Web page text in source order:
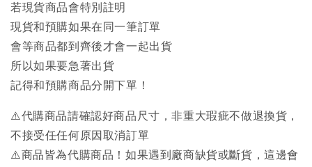
若現貨商品會特別註明
現貨和預購如果在同一筆訂單
會等商品都到齊後才會一起出貨
所以如果要急著出貨
記得和預購商品分開下單！
⚠️代購商品請確認好商品尺寸，非重大瑕疵不做退換貨，
不接受任任何原因取消訂單
⚠️商品皆為代購商品！如果遇到廠商缺貨或斷貨，這邊會